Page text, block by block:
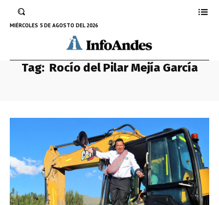
MIÉRCOLES 5 DE AGOSTO DEL 2026
Tag: Rocío del Pilar Mejía García